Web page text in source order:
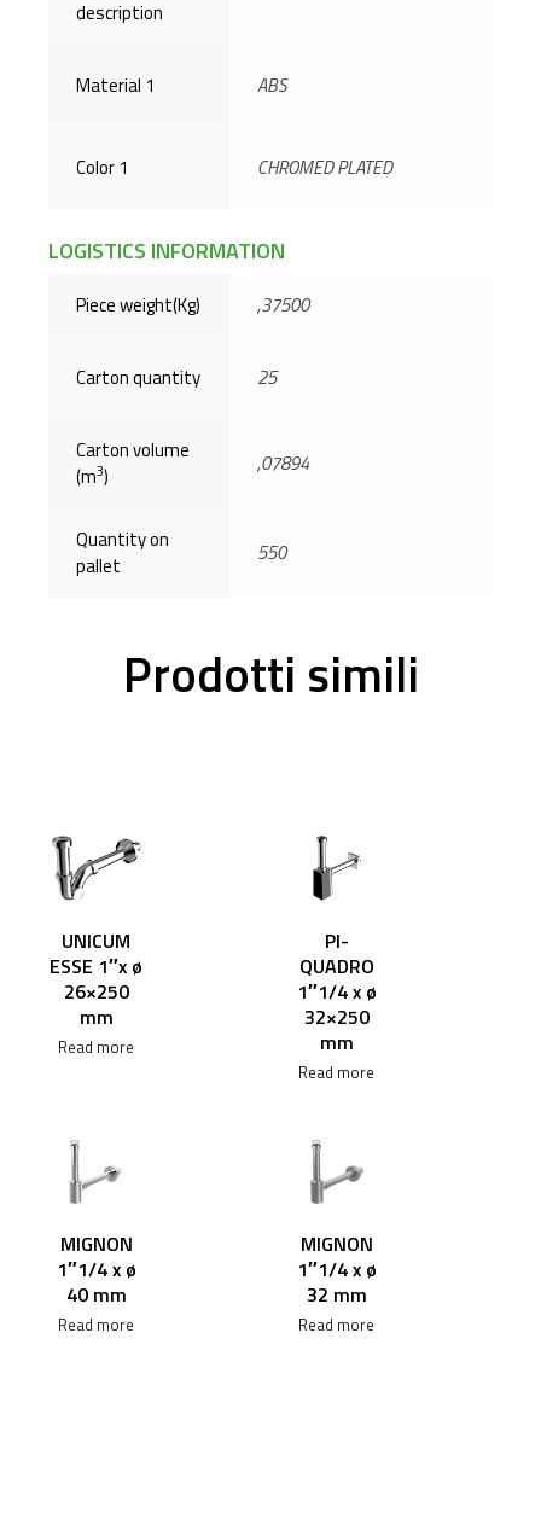
description
Material 1 ABS
Color 1 CHROMED PLATED
LOGISTICS INFORMATION
Piece weight(Kg) ,37500
Carton quantity 25
Carton volume
(m3) ,07894
Quantity on
pallet
550
Prodotti simili
UNICUM
ESSE 1″x ø
26×250
mm
Read more
PI-
QUADRO
1″1/4 x ø
32×250
mm
Read more
MIGNON
1″1/4 x ø
40 mm
Read more
MIGNON
1″1/4 x ø
32 mm
Read more